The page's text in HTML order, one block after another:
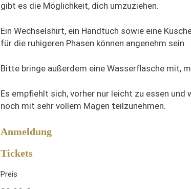
gibt es die Möglichkeit, dich umzuziehen.
Ein Wechselshirt, ein Handtuch sowie eine
für die ruhigeren Phasen können angenehm sein.
Bitte bringe außerdem eine Wasserflasche mit,
Es empfiehlt sich, vorher nur leicht zu essen und
noch mit sehr vollem Magen teilzunehmen.
Anmeldung
Tickets
Preis